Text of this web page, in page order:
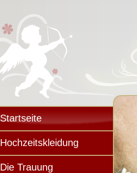
Startseite
Hochzeitskleidung
Die Trauung